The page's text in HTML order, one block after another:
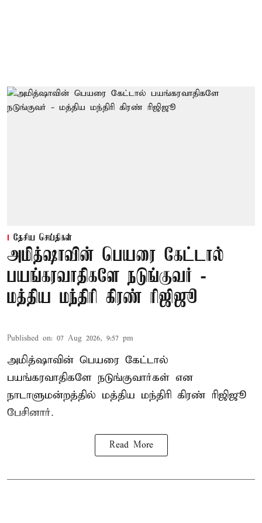
தேசிய செய்திகள்
அமித்ஷாவின் பெயரை கேட்டால்
பயங்கரவாதிகளே நடுங்குவர் -
மத்திய மந்திரி கிரண் ரிஜிஜூ
Published on: 07 Aug 2026, 9:57 pm
அமித்ஷாவின் பெயரை கேட்டால்
பயங்கரவாதிகளே நடுங்குவார்கள் என
நாடாளுமன்றத்தில் மத்திய மந்திரி கிரண் ரிஜிஜூ
பேசினார்.
Read More